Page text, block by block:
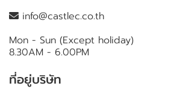
info@castlec.co.th
Mon - Sun (Except holiday)
8.30AM - 6.00PM
ที่อยู่บริษัท